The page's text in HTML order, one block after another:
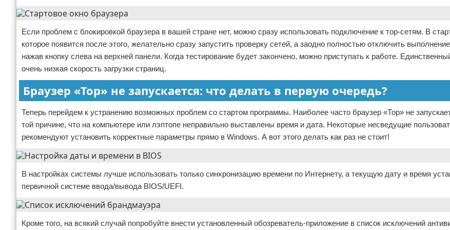
Если проблем с блокировкой браузера в вашей стране нет, можно сразу использовать подключение к тор-сетям. В
которое появится после этого, желательно сразу запустить проверку сетей, а заодно полностью отключить
нажав кнопку слева на верхней панели. Когда тестирование будет закончено, можно приступать к работе.
очень низкая скорость загрузки страниц.
Браузер «Тор» не запускается: что делать в первую очередь?
Теперь перейдем к устранению возможных проблем со стартом программы. Наиболее часто браузер «Тор» не
той причине, что на компьютере или лэптопе неправильно выставлены время и дата. Некоторые несведущие
рекомендуют установить корректные параметры прямо в Windows. А вот этого делать как раз не стоит!
В настройках системы лучше использовать только синхронизацию времени по Интернету, а текущую дату и время
первичной системе ввода/вывода BIOS/UEFI.
Кроме того, на всякий случай попробуйте внести установленный обозреватель-приложение в список исключений